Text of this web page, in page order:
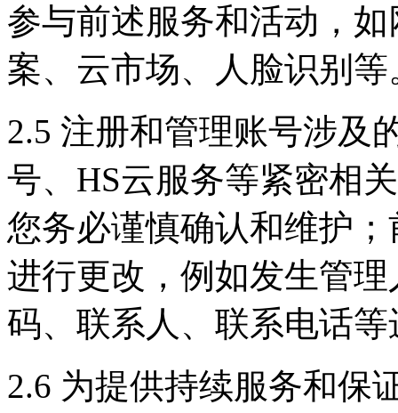
参与前述服务和活动，
案、云市场、人脸识别等
2.5 注册和管理账号涉及
号、HS云服务等紧密相
您务必谨慎确认和维护
进行更改，例如发生管
码、联系人、联系电话
2.6 为提供持续服务和保